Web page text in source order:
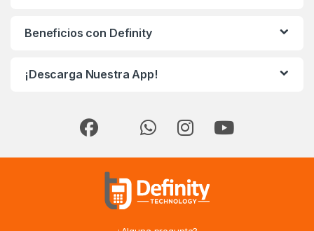
Beneficios con Definity
¡Descarga Nuestra App!